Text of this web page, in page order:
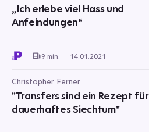
„Ich erlebe viel Hass und
Anfeindungen“
9 min. 14.01.2021
Christopher Ferner
"Transfers sind ein Rezept für
dauerhaftes Siechtum"